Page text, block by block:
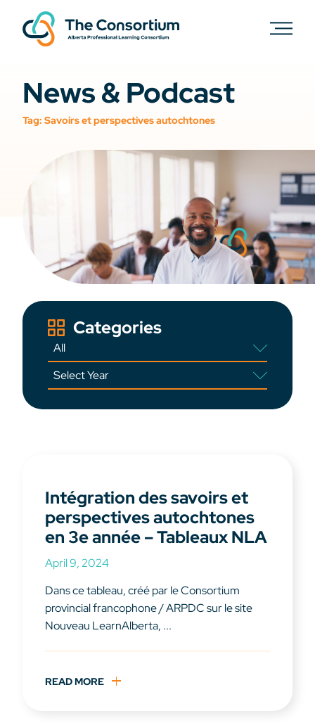
News & Podcast
Tag: Savoirs et perspectives autochtones
Categories
Intégration des savoirs et
perspectives autochtones
en 3e année – Tableaux NLA
April 9, 2024
Dans ce tableau, créé par le Consortium
provincial francophone / ARPDC sur le site
Nouveau LearnAlberta, ...
READ MORE